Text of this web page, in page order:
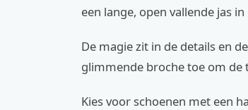
een lange, open vallende jas
De magie zit in de details en
glimmende broche toe om de
Kies voor schoenen met een